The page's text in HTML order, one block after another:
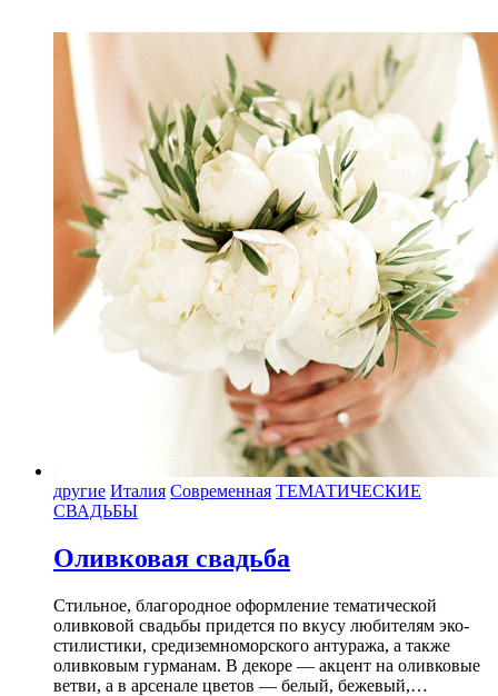
другие Италия Современная ТЕМАТИЧЕСКИЕ
СВАДЬБЫ
Оливковая свадьба
Стильное, благородное оформление тематической
оливковой свадьбы придется по вкусу любителям эко-
стилистики, средиземноморского антуража, а также
оливковым гурманам. В декоре — акцент на оливковые
ветви, а в арсенале цветов — белый, бежевый,…